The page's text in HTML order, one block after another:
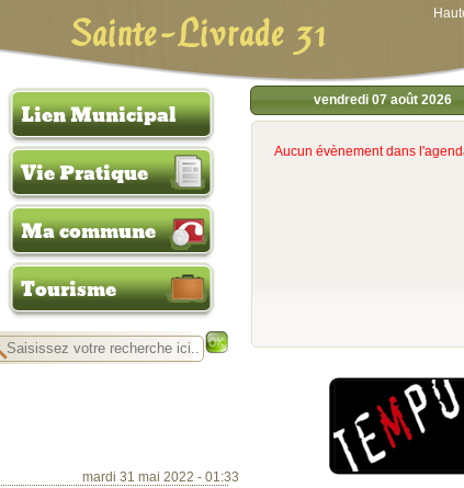
Sainte-Livrade 31
Lien Municipal
Vie Pratique
Ma commune
Tourisme
vendredi 07 août 2026
Aucun évènement dans
mardi 31 mai 2022 - 01:33